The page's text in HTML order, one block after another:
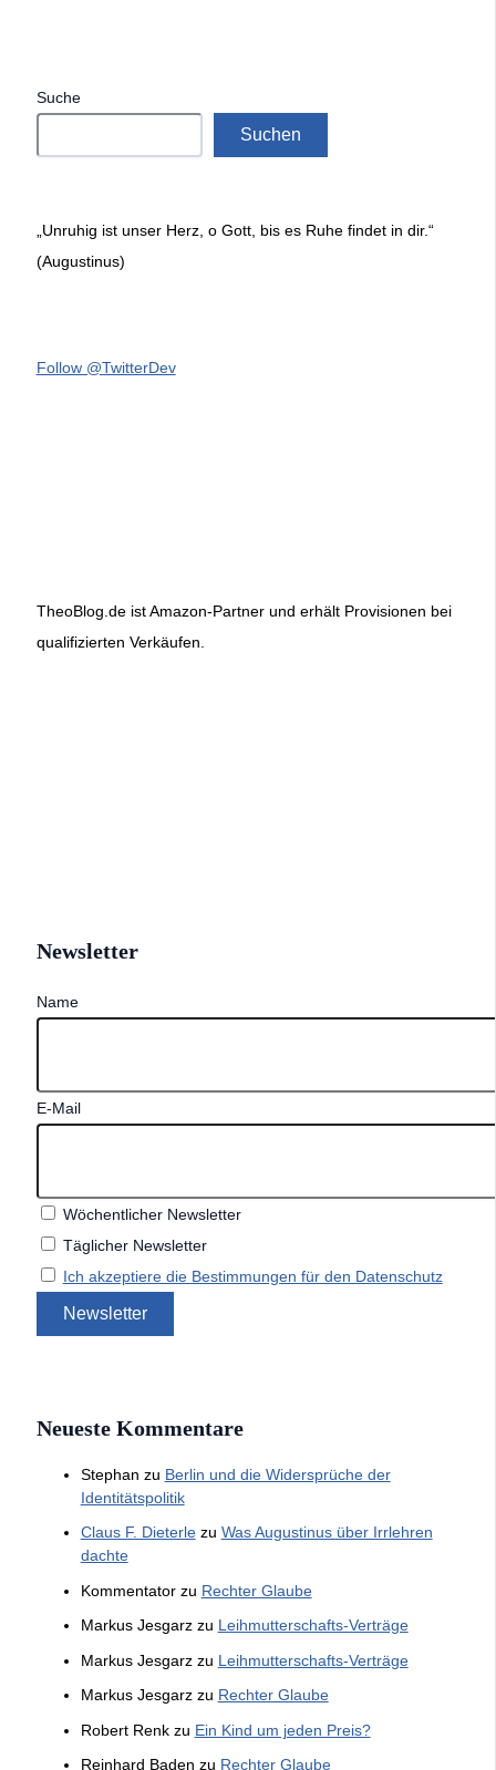
Suche
Suchen
„Unruhig ist unser Herz, o Gott, bis es Ruhe findet in dir.“
(Augustinus)
Follow @TwitterDev
TheoBlog.de ist Amazon-Partner und erhält Provisionen bei
qualifizierten Verkäufen.
Newsletter
Name
E-Mail
Wöchentlicher Newsletter
Täglicher Newsletter
Ich akzeptiere die Bestimmungen für den Datenschutz
Neueste Kommentare
Stephan zu Berlin und die Widersprüche der
Identitätspolitik
Claus F. Dieterlezu Was Augustinus über Irrlehren
dachte
Kommentatorzu Rechter Glaube
Markus Jesgarzzu Leihmutterschafts-Verträge
Markus Jesgarzzu Leihmutterschafts-Verträge
Markus Jesgarzzu Rechter Glaube
Robert Renkzu Ein Kind um jeden Preis?
Reinhard Baden zu Rechter Glaube